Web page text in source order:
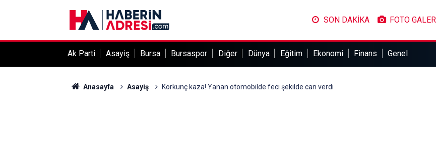
SON DAKİKA FOTO
Ak Parti Asayiş Bursa Bursaspor Diğer Dünya Eğitim Ekonomi Finans Genel
Anasayfa Asayiş Korkunç kaza! Yanan otomobilde feci şekilde can verdi